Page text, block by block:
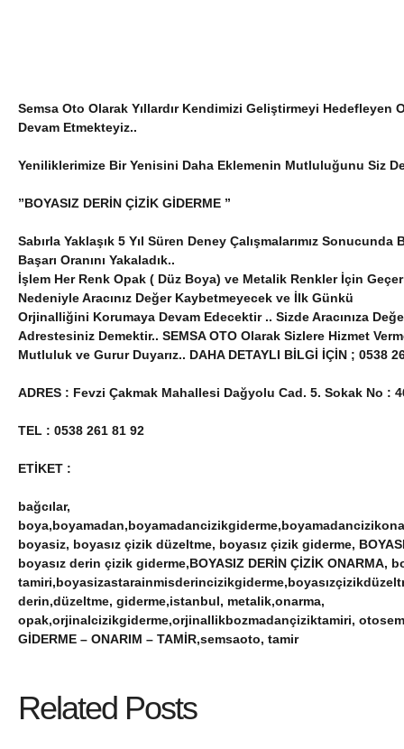
Semsa Oto Olarak Yıllardır Kendimizi Geliştirmeyi Hedefleyen
Devam Etmekteyiz..
Yeniliklerimize Bir Yenisini Daha Eklemenin Mutluluğunu Siz
”BOYASIZ DERİN ÇİZİK GİDERME ”
Sabırla Yaklaşık 5 Yıl Süren Deney Çalışmalarımız
Başarı Oranını Yakaladık..
İşlem Her Renk Opak ( Düz Boya) ve Metalik Renkler İçin
Nedeniyle Aracınız Değer Kaybetmeyecek ve İlk Günkü
Orjinalliğini Korumaya Devam Edecektir .. Sizde Aracınıza
Adrestesiniz Demektir.. SEMSA OTO Olarak Sizlere Hizmet
Mutluluk ve Gurur Duyarız.. DAHA DETAYLI BİLGİ İÇİN ; 0538
ADRES : Fevzi Çakmak Mahallesi Dağyolu Cad. 5. Sokak No :
TEL : 0538 261 81 92
ETİKET :
bağcılar,
boyasiz, boyasız çizik düzeltme, boyasız çizik giderme,
boyasız derin çizik giderme,BOYASIZ DERİN ÇİZİK ONARMA,
derin,düzeltme, giderme,istanbul, metalik,onarma,
opak,orjinalcizikgiderme,orjinallikbozmadançiziktamiri,
GİDERME – ONARIM – TAMİR,semsaoto, tamir
Related Posts